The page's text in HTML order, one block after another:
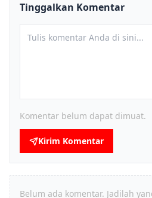
Tinggalkan Komentar
Komentar belum dapat dimuat.
Kirim Komentar
Belum ada komentar. Jadilah